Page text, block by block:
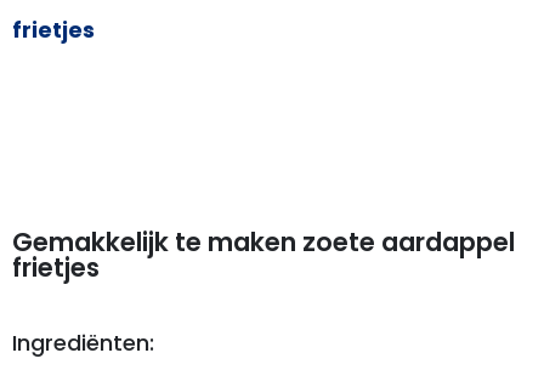
frietjes
Gemakkelijk te maken zoete aardappel
frietjes
Ingrediënten: